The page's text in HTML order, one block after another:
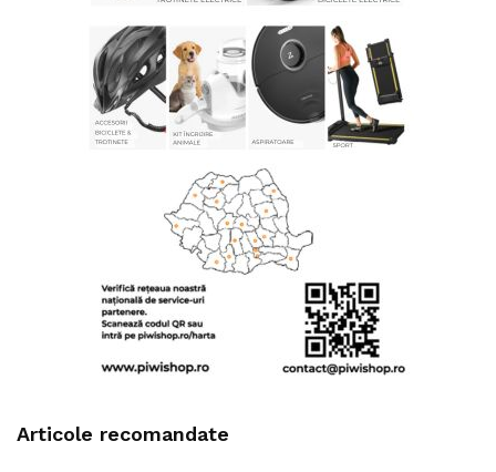
Articole recomandate